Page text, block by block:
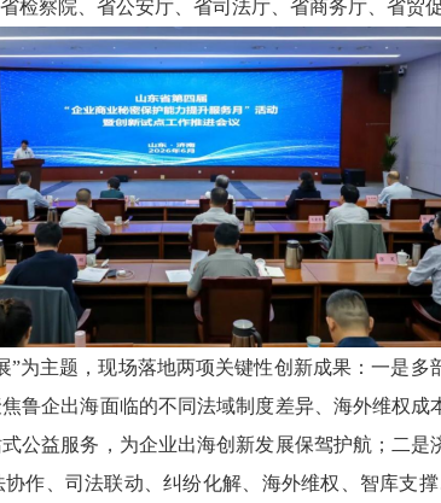
检察院、省公安厅、省司法厅、省商务厅、省贸
”为主题，现场落地两项关键性创新成果：一是
鲁企出海面临的不同法域制度差异、海外维权成
公益服务，为企业出海创新发展保驾护航；二
作、司法联动、纠纷化解、海外维权、智库支